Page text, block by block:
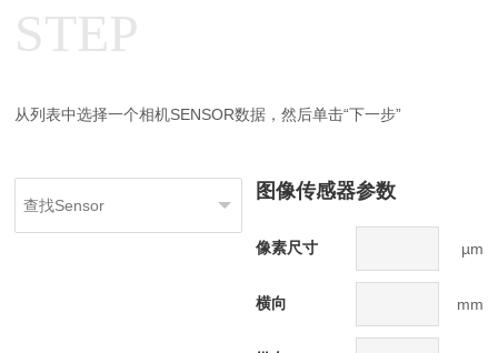
STEP
从列表中选择一个相机SENSOR数据，然后单击“下一步”
图像传感器参数
像素尺寸 µm
横向 mm